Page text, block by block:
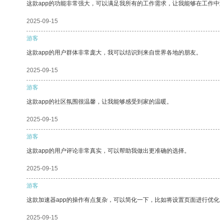
这款app的功能非常强大，可以满足我所有的工作需求，让我能够在工作中
2025-09-15
游客
这款app的用户群体非常庞大，我可以结识到来自世界各地的朋友。
2025-09-15
游客
这款app的社区氛围很温馨，让我能够感受到家的温暖。
2025-09-15
游客
这款app的用户评论非常真实，可以帮助我做出更准确的选择。
2025-09-15
游客
这款加速器app的操作有点复杂，可以简化一下，比如将设置页面进行优化
2025-09-15